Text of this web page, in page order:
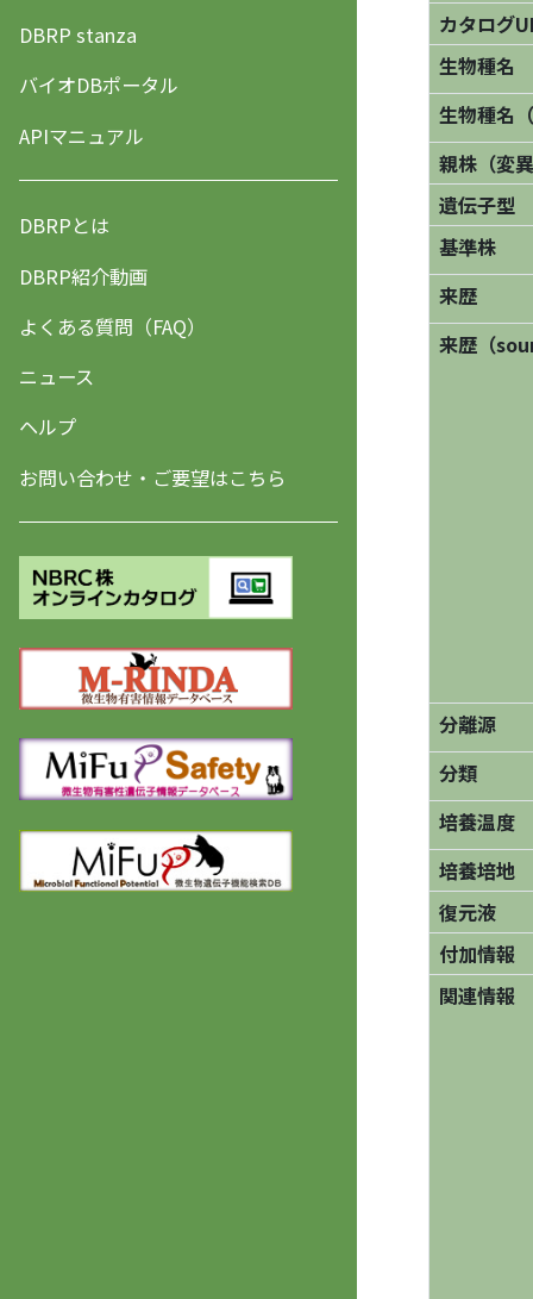
DBRP stanza
バイオDBポータル
APIマニュアル
DBRPとは
DBRP紹介動画
よくある質問（FAQ）
ニュース
ヘルプ
お問い合わせ・ご要望はこちら
カタログ
生物種名
生物種名
親株（変
遺伝子型
基準株
来歴
来歴（
分離源
分類
培養温度
培養培地
復元液
付加情報
関連情報